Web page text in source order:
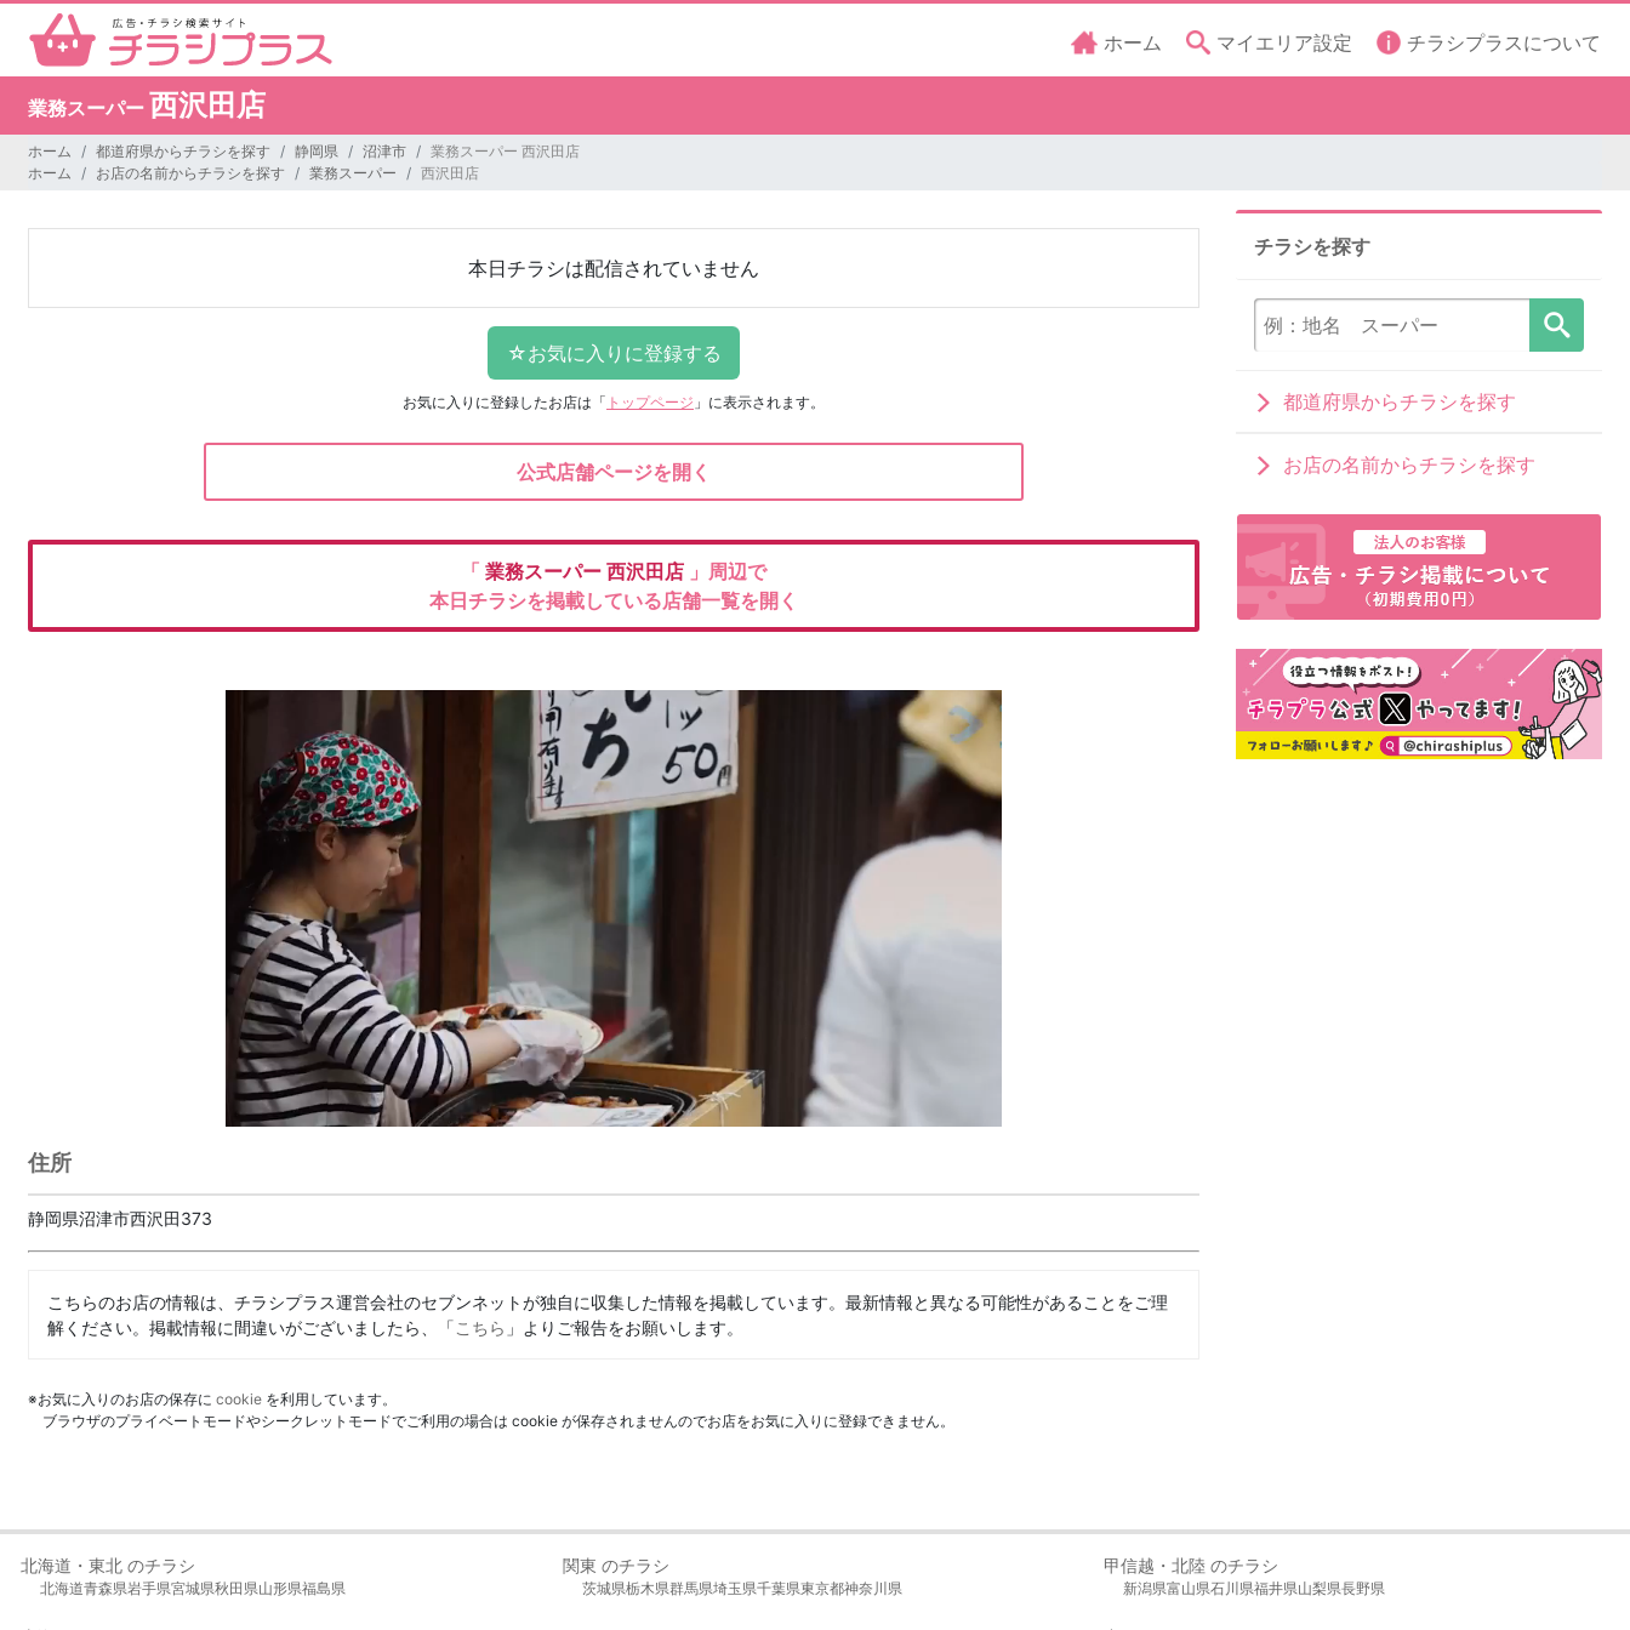
ホーム マイエリア設定 チラシプラスについて
業務スーパー 西沢田店
ホーム 都道府県からチラシを探す 静岡県 沼津市
業務スーパー 西沢田店
ホーム
お店の名前からチラシを探す 業務スーパー 西沢田店
本日チラシは配信されていません
お気に入りに登録したお店は 「 トップページ 」に表示されます。
公式店舗ページを開く
「 業務スーパー 西沢田店 」周辺で
本日チラシを掲載している店舗一覧を開く
住所
静岡県沼津市西沢田373
こちらのお店の情報は、チラシプラス運営会社のセブンネットが独自に収集した情報を掲載しています。最新情報と異なる可能性があることをご理
解ください。掲載情報に間違いがございましたら、「こちら 」よりご報告をお願いします。
※お気に入りのお店の保存に cookie を利用しています。
ブラウザのプライベートモードやシークレットモードでご利用の場合は cookie が保存されませんのでお店をお気に入りに登録できません。
チラシを探す
都道府県からチラシを探す
お店の名前からチラシを探す
北海道・東北 のチラシ
北海道青森県岩手県宮城県秋田県山形県福島県
関東 のチラシ
茨城県栃木県群馬県埼玉県千葉県東京都神奈川県
甲信越・北陸 のチラシ
新潟県富山県石川県福井県山梨県長野県